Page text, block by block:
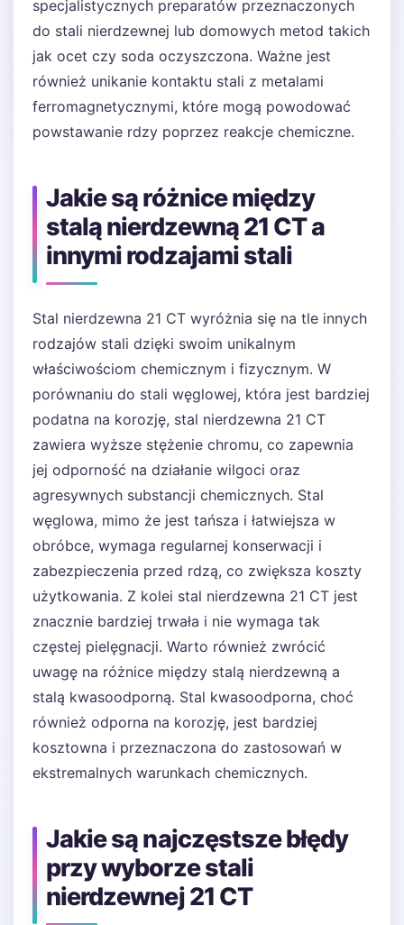
specjalistycznych preparatów przeznaczonych
do stali nierdzewnej lub domowych metod takich
jak ocet czy soda oczyszczona. Ważne jest
również unikanie kontaktu stali z metalami
ferromagnetycznymi, które mogą powodować
powstawanie rdzy poprzez reakcje chemiczne.
Jakie są różnice między
stalą nierdzewną 21 CT a
innymi rodzajami stali
Stal nierdzewna 21 CT wyróżnia się na tle innych
rodzajów stali dzięki swoim unikalnym
właściwościom chemicznym i fizycznym. W
porównaniu do stali węglowej, która jest bardziej
podatna na korozję, stal nierdzewna 21 CT
zawiera wyższe stężenie chromu, co zapewnia
jej odporność na działanie wilgoci oraz
agresywnych substancji chemicznych. Stal
węglowa, mimo że jest tańsza i łatwiejsza w
obróbce, wymaga regularnej konserwacji i
zabezpieczenia przed rdzą, co zwiększa koszty
użytkowania. Z kolei stal nierdzewna 21 CT jest
znacznie bardziej trwała i nie wymaga tak
częstej pielęgnacji. Warto również zwrócić
uwagę na różnice między stalą nierdzewną a
stalą kwasoodporną. Stal kwasoodporna, choć
również odporna na korozję, jest bardziej
kosztowna i przeznaczona do zastosowań w
ekstremalnych warunkach chemicznych.
Jakie są najczęstsze błędy
przy wyborze stali
nierdzewnej 21 CT